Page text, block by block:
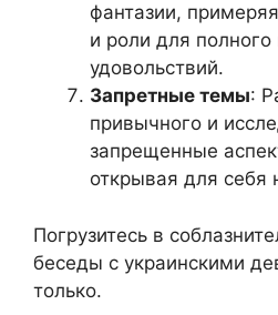
фантазии,
и роли для
удовольствий.
Запретные темы:
привычного и
запрещенные
открывая для себя
Погрузитесь в
беседы с украинскими
только.